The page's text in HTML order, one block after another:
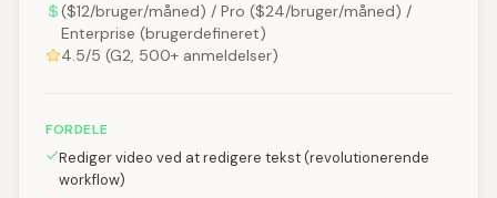
($12/bruger/måned) / Pro ($24/bruger/måned) /
Enterprise (brugerdefineret)
4.5/5 (G2, 500+ anmeldelser)
FORDELE
Rediger video ved at redigere tekst (revolutionerende
workflow)